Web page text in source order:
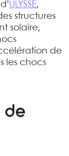
ULYSSE,
structures
solaire,
de
les chocs
de